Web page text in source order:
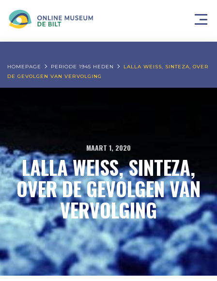
HOMEPAGE PERIODE 1945 HEDEN
LALLA WEISS, SINTEZA, OVER
DE GEVOLGEN VAN VERVOLGING
MAART 1, 2020
LALLA WEISS, SINTEZA,
OVER DE GEVOLGEN VAN
VERVOLGING